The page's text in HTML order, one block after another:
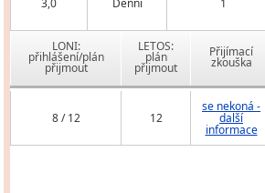
3,0 Denní 1
LONI:
přihlášení/plán
přijmout
LETOS:
plán
přijmout
Přijímací
zkouška
8 / 12 12
se nekoná -
další
informace